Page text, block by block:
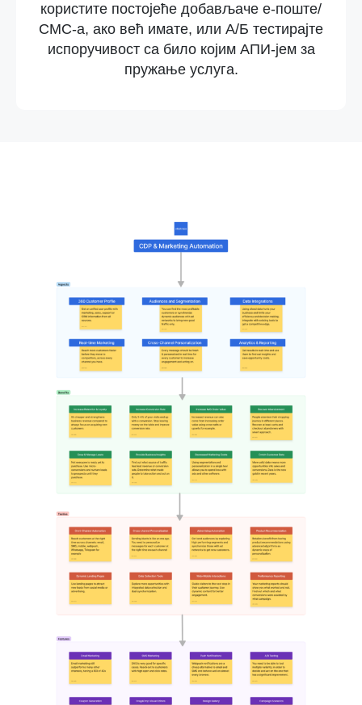
користите постојеће добављаче е-поште/
СМС-а, ако већ имате, или А/Б тестирајте
испоручивост са било којим АПИ-јем за
пружање услуга.